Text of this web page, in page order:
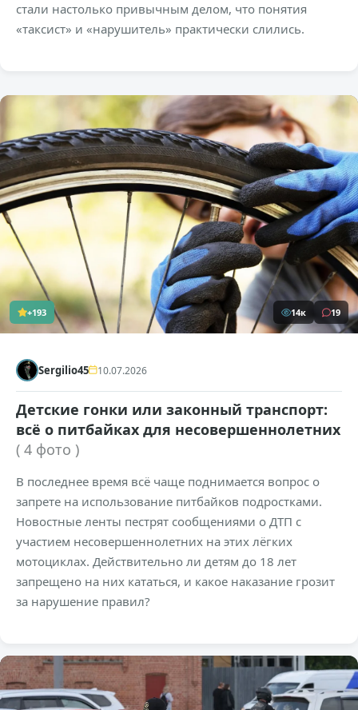
стали настолько привычным делом, что понятия
«таксист» и «нарушитель» практически слились.
+193 14к 19
Sergilio45 10.07.2026
Детские гонки или законный транспорт:
всё о питбайках для несовершеннолетних
( 4 фото )
В последнее время всё чаще поднимается вопрос о
запрете на использование питбайков подростками.
Новостные ленты пестрят сообщениями о ДТП с
участием несовершеннолетних на этих лёгких
мотоциклах. Действительно ли детям до 18 лет
запрещено на них кататься, и какое наказание грозит
за нарушение правил?